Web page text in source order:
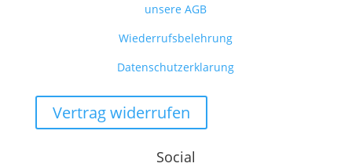
unsere AGB
Wiederrufsbelehrung
Datenschutzerklarung
Vertrag widerrufen
Social